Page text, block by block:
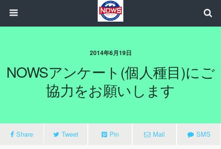
2014年6月19日
NOWSアンケート(個人種目)にご
協力をお願いします
Share Tweet Pin Mail SMS